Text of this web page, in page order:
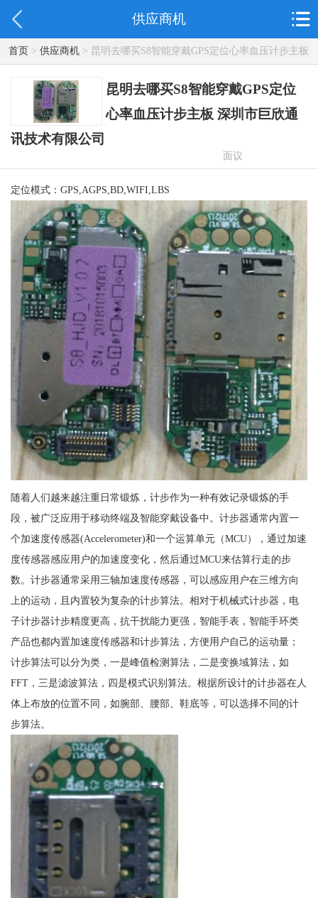
供应商机
首页> 供应商机> 昆明去哪买S8智能穿戴GPS定位心率血压计步主板
深圳市巨欣通讯技术有限公司
昆明去哪买S8智能穿戴GPS定位
心率血压计步主板 深圳市巨欣通
讯技术有限公司
面议
定位模式：GPS,AGPS,BD,WIFI,LBS
随着人们越来越注重日常锻炼，计步作为一种有效记录锻炼的手
段，被广泛应用于移动终端及智能穿戴设备中。计步器通常内置一
个加速度传感器(Accelerometer)和一个运算单元（MCU），通过加速
度传感器感应用户的加速度变化，然后通过MCU来估算行走的步
数。计步器通常采用三轴加速度传感器，可以感应用户在三维方向
上的运动，且内置较为复杂的计步算法。相对于机械式计步器，电
子计步器计步精度更高，抗干扰能力更强，智能手表，智能手环类
产品也都内置加速度传感器和计步算法，方便用户自己的运动量；
计步算法可以分为类，一是峰值检测算法，二是变换域算法，如
FFT，三是滤波算法，四是模式识别算法。根据所设计的计步器在人
体上布放的位置不同，如腕部、腰部、鞋底等，可以选择不同的计
步算法。